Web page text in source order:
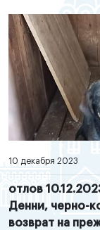
10 декабря 2023
отлов
Денни, черно-
возврат на